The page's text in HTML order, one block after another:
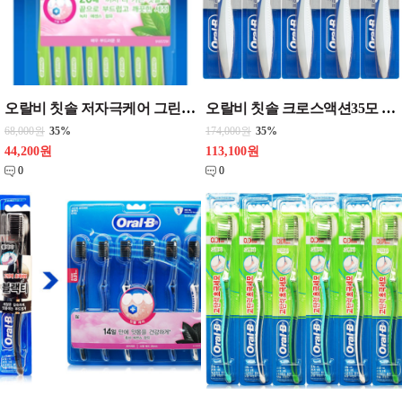
오랄비 칫솔 저자극케어 그린티 8개입_{6개 한통판매} 치솔
68,000원 35%
44,200원
0
오랄비 칫솔 크로스액션35모 3+2멀티팩_{12개 한통판매}
174,000원 35%
113,100원
0